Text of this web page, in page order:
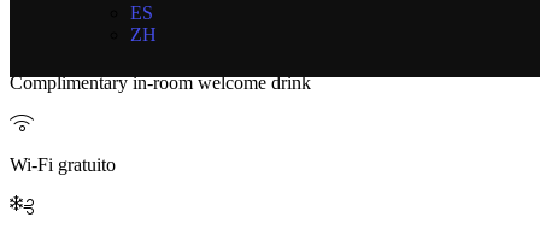
ES
ZH
Complimentary in-room welcome drink
Wi-Fi gratuito